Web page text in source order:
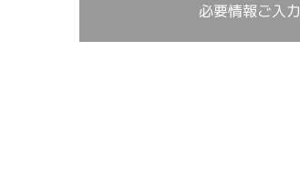
必要情報ご入力